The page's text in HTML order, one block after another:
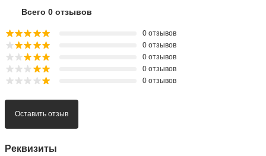
Всего 0 отзывов
0 отзывов
0 отзывов
0 отзывов
0 отзывов
0 отзывов
Оставить отзыв
Реквизиты